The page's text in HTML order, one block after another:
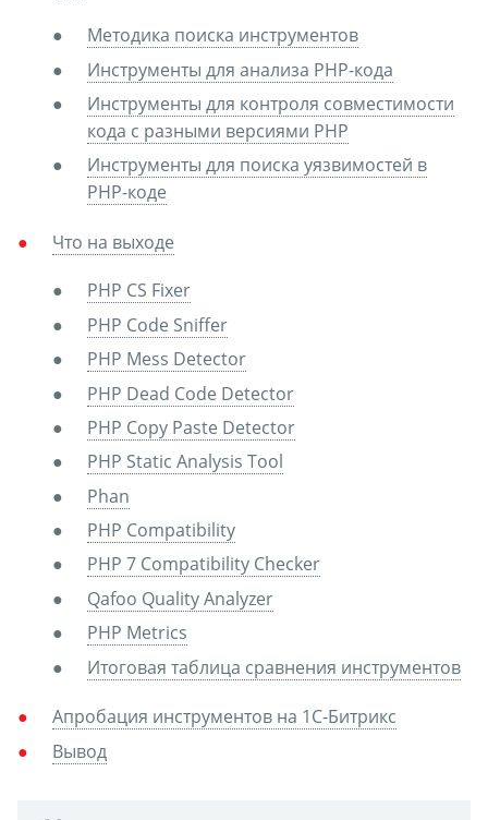
Методика поиска инструментов
Инструменты для анализа PHP-кода
Инструменты для контроля совместимости
кода с разными версиями PHP
Инструменты для поиска уязвимостей в
PHP-коде
Что на выходе
PHP CS Fixer
PHP Code Sniffer
PHP Mess Detector
PHP Dead Code Detector
PHP Copy Paste Detector
PHP Static Analysis Tool
Phan
PHP Compatibility
PHP 7 Compatibility Checker
Qafoo Quality Analyzer
PHP Metrics
Итоговая таблица сравнения инструментов
Апробация инструментов на 1С-Битрикс
Вывод